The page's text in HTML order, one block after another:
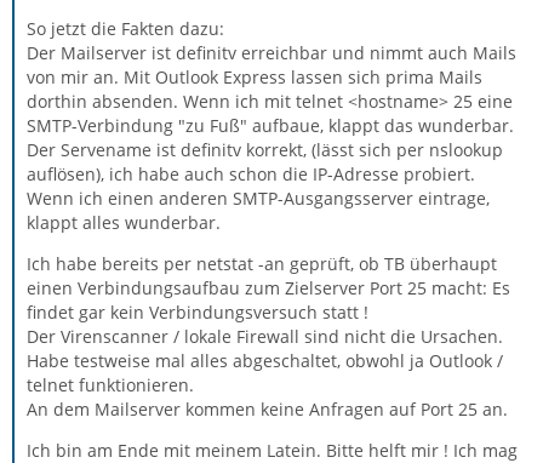
So jetzt die Fakten dazu:
Der Mailserver ist definitv erreichbar und nimmt auch Mails
von mir an. Mit Outlook Express lassen sich prima Mails
dorthin absenden. Wenn ich mit telnet <hostname> 25 eine
SMTP-Verbindung "zu Fuß" aufbaue, klappt das wunderbar.
Der Servename ist definitv korrekt, (lässt sich per nslookup
auflösen), ich habe auch schon die IP-Adresse probiert.
Wenn ich einen anderen SMTP-Ausgangsserver eintrage,
klappt alles wunderbar.
Ich habe bereits per netstat -an geprüft, ob TB überhaupt
einen Verbindungsaufbau zum Zielserver Port 25 macht: Es
findet gar kein Verbindungsversuch statt !
Der Virenscanner / lokale Firewall sind nicht die Ursachen.
Habe testweise mal alles abgeschaltet, obwohl ja Outlook /
telnet funktionieren.
An dem Mailserver kommen keine Anfragen auf Port 25 an.
Ich bin am Ende mit meinem Latein. Bitte helft mir ! Ich mag